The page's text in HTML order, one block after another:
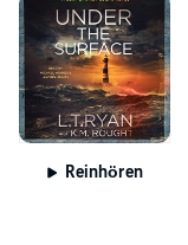
Reinhören